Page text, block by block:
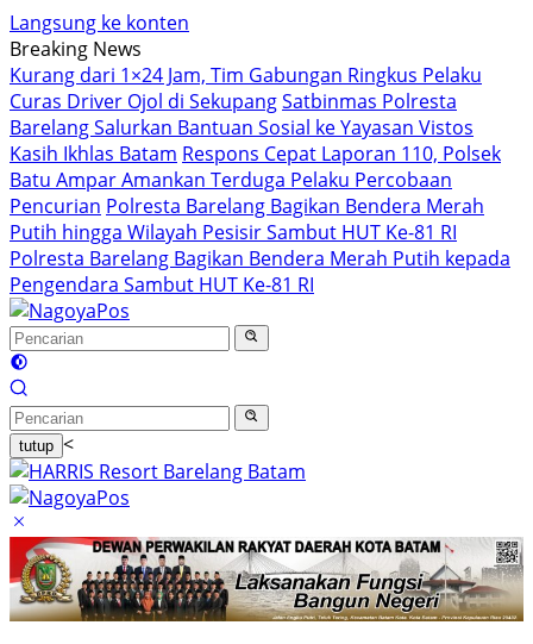
Langsung ke konten
Breaking News
Kurang dari 1×24 Jam, Tim Gabungan Ringkus Pelaku
Curas Driver Ojol di SekupangSatbinmas Polresta
Barelang Salurkan Bantuan Sosial ke Yayasan Vistos
Kasih Ikhlas Batam Respons Cepat Laporan 110, Polsek
Batu Ampar Amankan Terduga Pelaku Percobaan
Pencurian Polresta Barelang Bagikan Bendera Merah
Putih hingga Wilayah Pesisir Sambut HUT Ke-81 RI
Polresta Barelang Bagikan Bendera Merah Putih kepada
Pengendara Sambut HUT Ke-81 RI
tutup <